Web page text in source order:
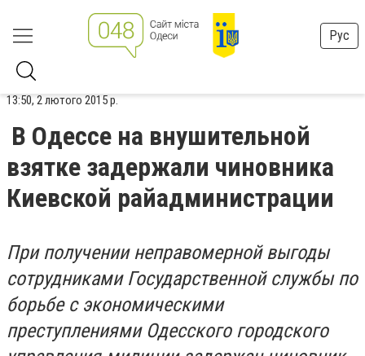
Рус
13:50, 2 лютого 2015 р.
В Одессе на внушительной
взятке задержали чиновника
Киевской райадминистрации
При получении неправомерной выгоды
сотрудниками Государственной службы по
борьбе с экономическими
преступлениями Одесского городского